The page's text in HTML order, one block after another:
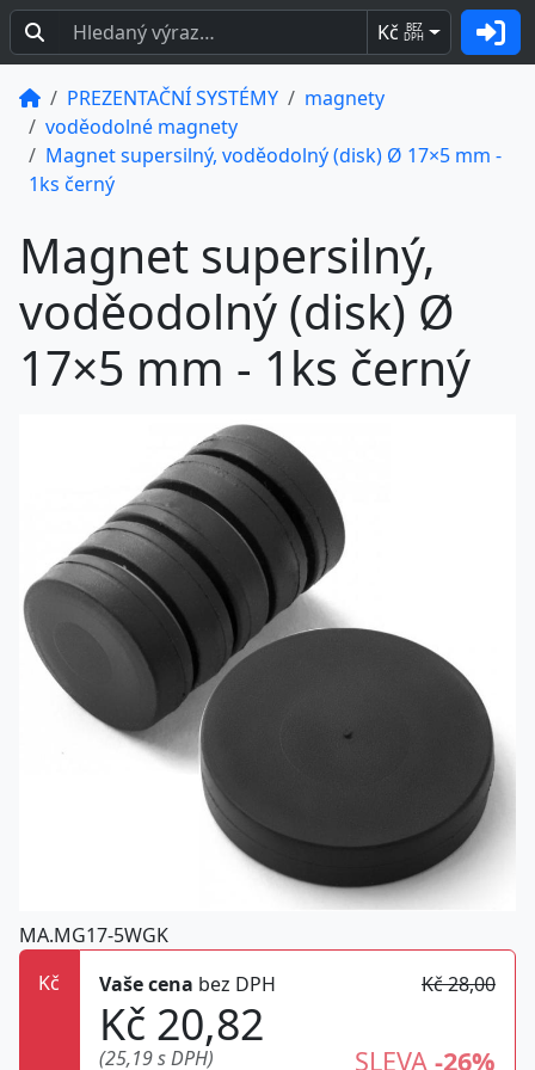
Kč BEZ
DPH
PREZENTAČNÍ SYSTÉMY
magnety
voděodolné magnety
Magnet supersilný, voděodolný (disk) Ø 17×5 mm -
1ks černý
Magnet supersilný,
voděodolný (disk) Ø
17×5 mm - 1ks černý
MA.MG17-5WGK
Kč
Vaše cena bez DPH Kč 28,00
Kč 20,82
(25,19 s DPH) SLEVA -26%